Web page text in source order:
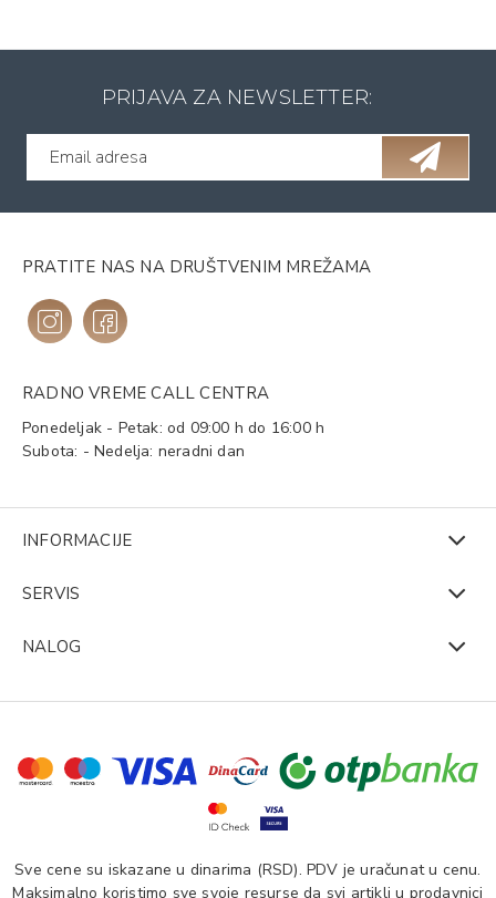
PRIJAVA ZA NEWSLETTER:
PRATITE NAS NA DRUŠTVENIM MREŽAMA
RADNO VREME CALL CENTRA
Ponedeljak - Petak: od 09:00 h do 16:00 h
Subota: - Nedelja: neradni dan
INFORMACIJE
SERVIS
NALOG
Sve cene su iskazane u dinarima (RSD). PDV je uračunat u cenu.
Maksimalno koristimo sve svoje resurse da svi artikli u prodavnici